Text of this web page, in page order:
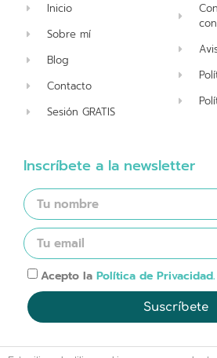
Inicio
Sobre mí
Blog
Contacto
Sesión GRATIS
Inscríbete a la newsletter
Acepto la Política de Privacidad.
Suscríbete